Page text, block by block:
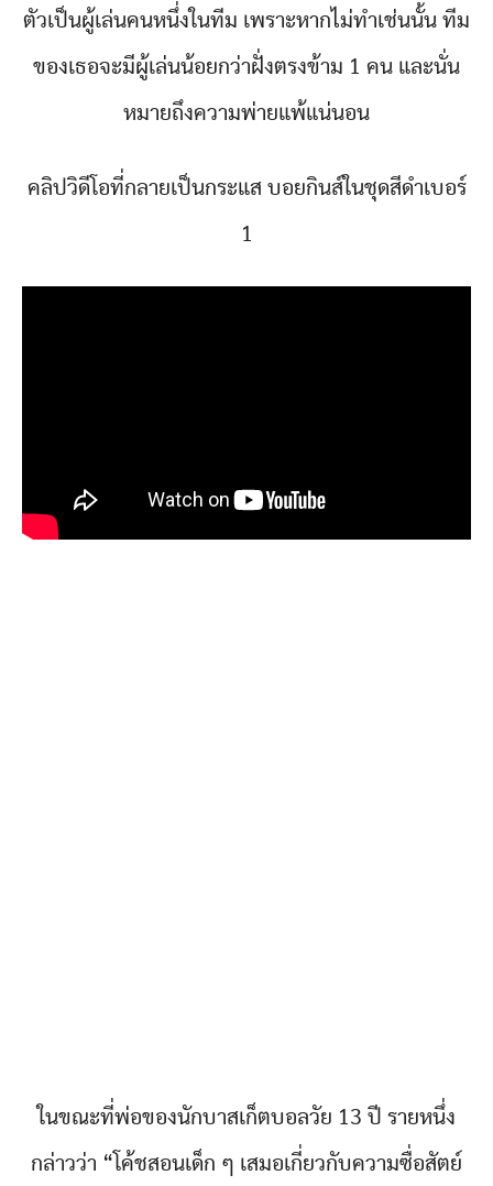
ตัวเป็นผู้เล่นคนหนึ่งในทีม เพราะหากไม่ทำเช่นนั้น ทีม
ของเธอจะมีผู้เล่นน้อยกว่าฝั่งตรงข้าม 1 คน และนั่น
หมายถึงความพ่ายแพ้แน่นอน
คลิปวิดีโอที่กลายเป็นกระแส บอยกินส์ในชุดสีดำเบอร์
1
ในขณะที่พ่อของนักบาสเก็ตบอลวัย 13 ปี รายหนึ่ง
กล่าวว่า “โค้ชสอนเด็ก ๆ เสมอเกี่ยวกับความซื่อสัตย์